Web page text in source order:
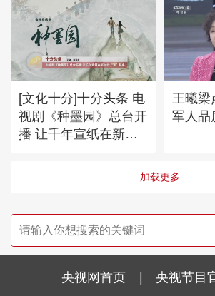
[文化十分]十分头条 电
视剧《种墨园》总台开
播 让千年宣纸在新时
王曦梁
军人品
加载更多
央视网首页 | 央视节目